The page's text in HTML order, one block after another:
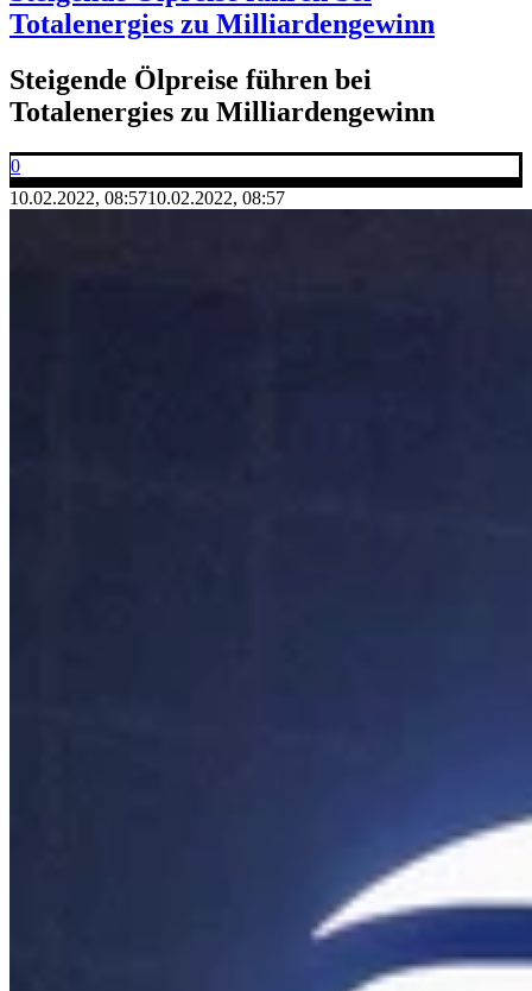
Totalenergies zu Milliardengewinn
Steigende Ölpreise führen bei
Totalenergies zu Milliardengewinn
0
10.02.2022, 08:5710.02.2022, 08:57